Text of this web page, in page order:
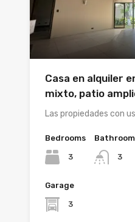
Casa en alquiler
mixto, patio
Las propiedades con
Bedrooms
3 3
Garage
3